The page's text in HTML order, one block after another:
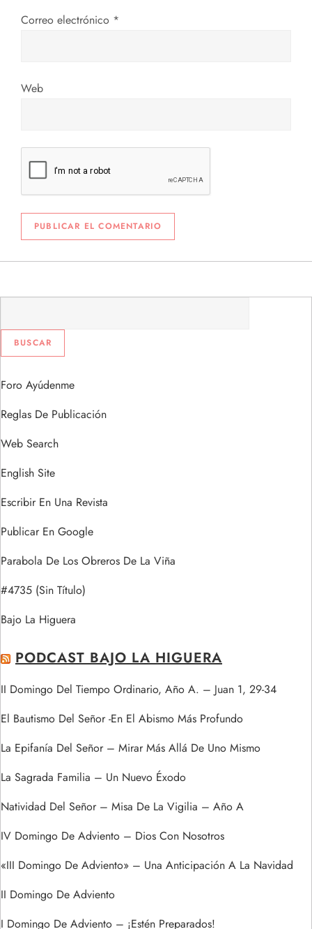
r
d
s
Correo electrónico *
Web
Foro Ayúdenme
Reglas De Publicación
Web Search
English Site
Escribir En Una Revista
Publicar En Google
Parabola De Los Obreros De La Viña
#4735 (sin Título)
Bajo La Higuera
PODCAST BAJO LA HIGUERA
II Domingo Del Tiempo Ordinario, Año A. – Juan 1, 29-34
El Bautismo Del Señor -En El Abismo Más Profundo
La Epifanía Del Señor – Mirar Más Allá De Uno Mismo
La Sagrada Familia – Un Nuevo Éxodo
Natividad Del Señor – Misa De La Vigilia – Año A
IV Domingo De Adviento – Dios Con Nosotros
«III Domingo De Adviento» – Una Anticipación A La Navidad
II Domingo De Adviento
I Domingo De Adviento – ¡Estén Preparados!